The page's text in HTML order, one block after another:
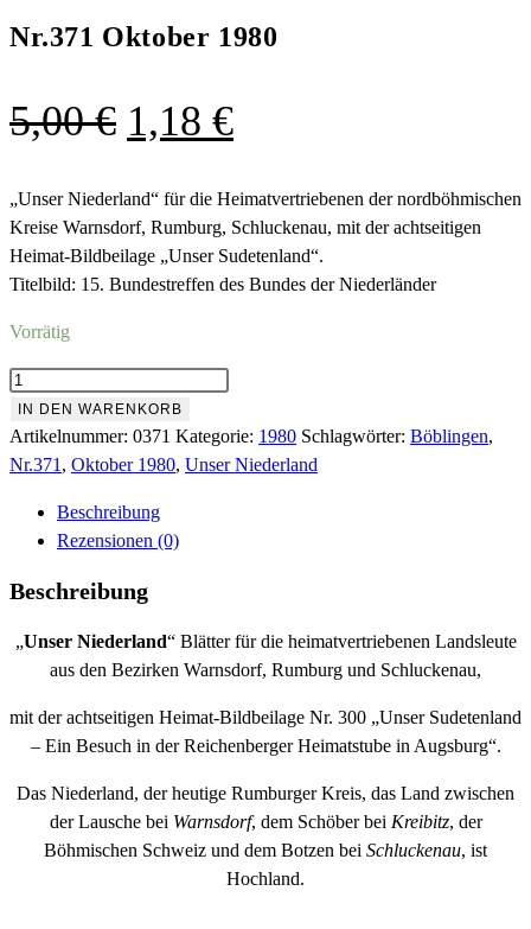
Nr.371 Oktober 1980
5,00€ Ursprünglicher
war:
5,00 €
1,18 €Aktueller
ist:
1,18 €.
„Unser Niederland“ für die Heimatvertriebenen der nordböhmischen
Kreise Warnsdorf, Rumburg, Schluckenau, mit der achtseitigen
Heimat-Bildbeilage „Unser Sudetenland“.
Titelbild: 15. Bundestreffen des Bundes der Niederländer
Vorrätig
Nr.371
Oktober
1980
Menge
IN DEN WARENKORB
Artikelnummer: 0371 Kategorie: 1980 Schlagwörter: Böblingen,
Nr.371 , Oktober 1980, Unser Niederland
Beschreibung
Rezensionen (0)
Beschreibung
„Unser Niederland“ Blätter für die heimatvertriebenen Landsleute
aus den Bezirken Warnsdorf, Rumburg und Schluckenau,
mit der achtseitigen Heimat-Bildbeilage Nr. 300 „Unser Sudetenland
– Ein Besuch in der Reichenberger Heimatstube in Augsburg“.
Das Niederland, der heutige Rumburger Kreis, das Land zwischen
der Lausche bei Warnsdorf, dem Schöber bei Kreibitz, der
Böhmischen Schweiz und dem Botzen bei Schluckenau, ist
Hochland.